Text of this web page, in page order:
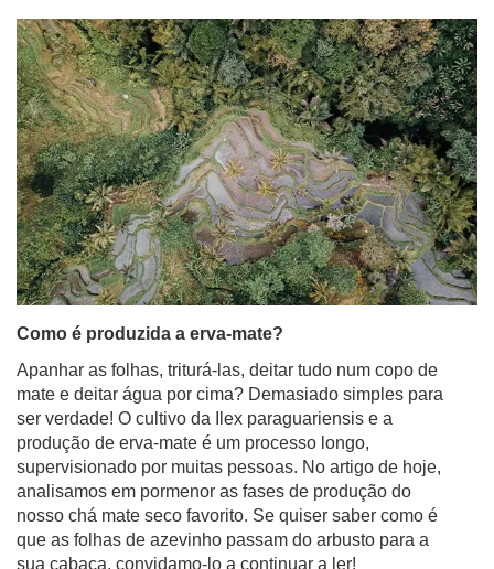
Como é produzida a erva-mate?
Apanhar as folhas, triturá-las, deitar tudo num copo de
mate e deitar água por cima? Demasiado simples para
ser verdade! O cultivo da Ilex paraguariensis e a
produção de erva-mate é um processo longo,
supervisionado por muitas pessoas. No artigo de hoje,
analisamos em pormenor as fases de produção do
nosso chá mate seco favorito. Se quiser saber como é
que as folhas de azevinho passam do arbusto para a
sua cabaça, convidamo-lo a continuar a ler!